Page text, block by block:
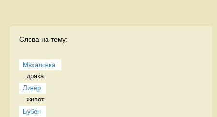
Слова на тему:
Махаловка
драка.
Ливер
живот
Бубен